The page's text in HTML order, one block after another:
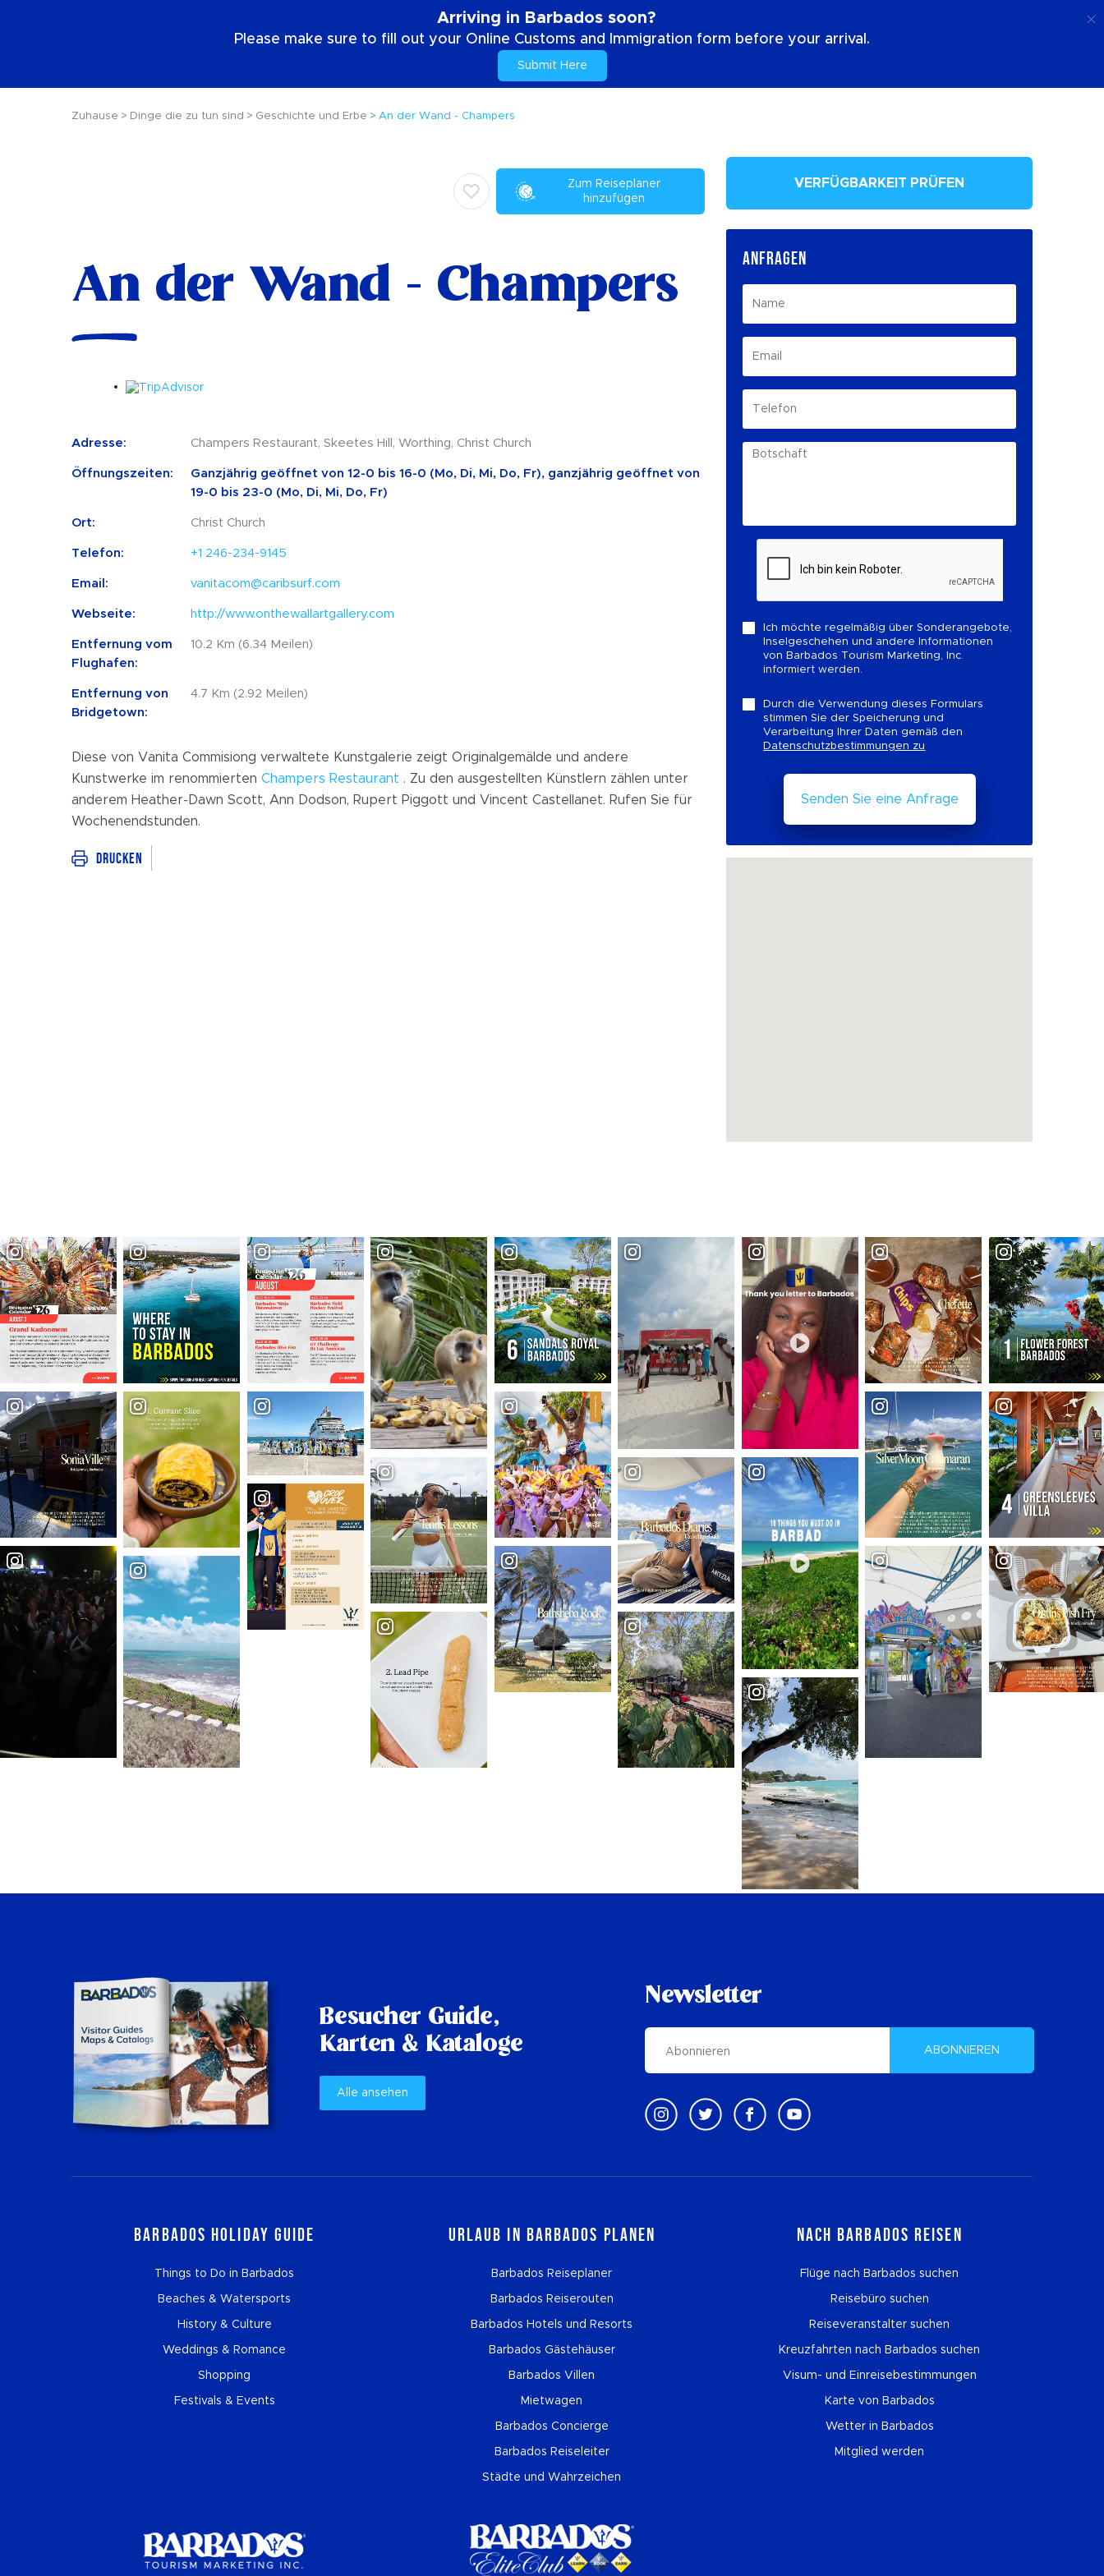
Arriving in Barbados soon?
Please make sure to fill out your Online Customs and Immigration form before your arrival.
Submit Here
Zuhause Dinge die zu tun sind Geschichte und Erbe An der Wand - Champers
Zum Reiseplaner
hinzufügen
An der Wand - Champers
Adresse: Champers Restaurant, Skeetes Hill, Worthing, Christ Church
Öffnungszeiten:
Ganzjährig geöffnet von 12-0 bis 16-0 (Mo, Di, Mi, Do, Fr), ganzjährig geöffnet von
19-0 bis 23-0 (Mo, Di, Mi, Do, Fr)
Ort: Christ Church
Telefon: +1 246-234-9145
Email: vanitacom@caribsurf.com
Webseite: http://www.onthewallartgallery.com
Entfernung vom
Flughafen:
10.2 Km (6.34 Meilen)
Entfernung von
Bridgetown:
4.7 Km (2.92 Meilen)
Diese von Vanita Commisiong verwaltete Kunstgalerie zeigt Originalgemälde und andere
Kunstwerke im renommierten Champers Restaurant . Zu den ausgestellten Künstlern zählen unter
anderem Heather-Dawn Scott, Ann Dodson, Rupert Piggott und Vincent Castellanet. Rufen Sie für
Wochenendstunden.
Drucken
VERFÜGBARKEIT PRÜFEN
ANFRAGEN
Ich möchte regelmäßig über Sonderangebote,
Inselgeschehen und andere Informationen
von Barbados Tourism Marketing, Inc.
informiert werden.
Durch die Verwendung dieses Formulars
stimmen Sie der Speicherung und
Verarbeitung Ihrer Daten gemäß den
Datenschutzbestimmungen zu
Besucher Guide,
Karten & Kataloge
Alle ansehen
Newsletter
ABONNIEREN
Barbados Holiday Guide
Things to Do in Barbados
Beaches & Watersports
History & Culture
Weddings & Romance
Shopping
Festivals & Events
Urlaub in Barbados planen
Barbados Reiseplaner
Barbados Reiserouten
Barbados Hotels und Resorts
Barbados Gästehäuser
Barbados Villen
Mietwagen
Barbados Concierge
Barbados Reiseleiter
Städte und Wahrzeichen
Nach Barbados reisen
Flüge nach Barbados suchen
Reisebüro suchen
Reiseveranstalter suchen
Kreuzfahrten nach Barbados suchen
Visum- und Einreisebestimmungen
Karte von Barbados
Wetter in Barbados
Mitglied werden